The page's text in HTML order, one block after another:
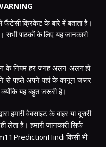
क्रिकेट के बारे में बताता है।
सभी पाठकों के लिए यह जानकारी
के नियम हर जगह अलग-अलग हो
से पहले अपने यहां के कानून जरूर
यह बहुत जरूरी है।
वेबसाइट के बाहर या दूसरी
लेता है। हमारी जानकारी सिर्फ
किसी भी